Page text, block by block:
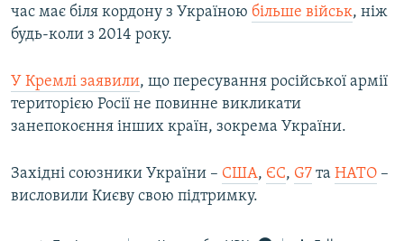
час має біля кордону з Україною більше військ, ніж
будь-коли з 2014 року.
У Кремлі заявили, що пересування російської армії
територією Росії не повинне викликати
занепокоєння інших країн, зокрема України.
Західні союзники України – США, ЄС, G7 та НАТО –
висловили Києву свою підтримку.